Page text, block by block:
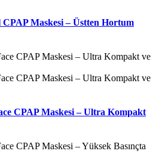
Maskesi – Üstten Hortum
CPAP Maskesi – Ultra Kompakt